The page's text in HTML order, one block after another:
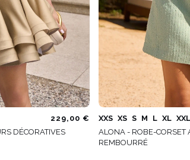
229,00 €
DÉCORATIVES
XXS XS S M L XL XXL
ALONA - ROBE-CORSET
REMBOURRÉ